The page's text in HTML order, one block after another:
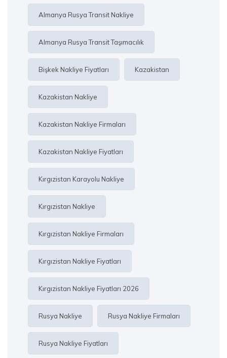
Almanya Rusya Transit Nakliye
Almanya Rusya Transit Taşımacılık
Bişkek Nakliye Fiyatları Kazakistan
Kazakistan Nakliye
Kazakistan Nakliye Firmaları
Kazakistan Nakliye Fiyatları
Kırgızistan Karayolu Nakliye
Kırgızistan Nakliye
Kırgızistan Nakliye Firmaları
Kırgızistan Nakliye Fiyatları
Kırgızistan Nakliye Fiyatları 2026
Rusya Nakliye Rusya Nakliye Firmaları
Rusya Nakliye Fiyatları